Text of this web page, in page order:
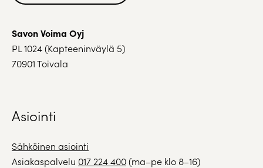
Savon Voima Oyj
PL 1024 (Kapteeninväylä 5)
70901 Toivala
Asiointi
Sähköinen asiointi
Asiakaspalvelu 017 224 400(ma–pe klo 8–16)